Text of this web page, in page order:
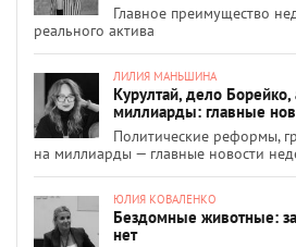
Главное преимущество
реального актива
ЛИЛИЯ МАНЬШИНА
Курултай, дело
миллиарды: главные
Политические реформы,
на миллиарды — главные новости
ЮЛИЯ КОВАЛЕНКО
Бездомные животные:
нет